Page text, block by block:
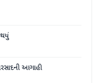
થયું
આગાહી